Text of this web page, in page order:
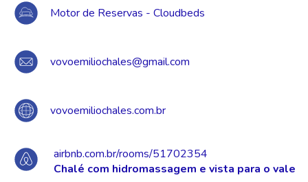
Motor de Reservas - Cloudbeds
vovoemiliochales@gmail.com
vovoemiliochales.com.br
airbnb.com.br/rooms/51702354
Chalé com hidromassagem e vista para o vale